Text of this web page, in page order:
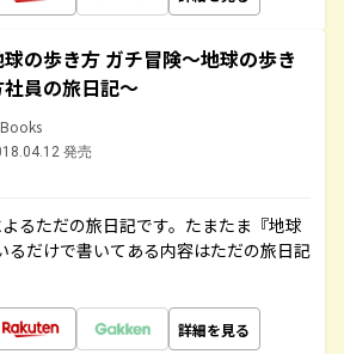
の歩き方 ガチ冒険～地球の歩き
員の旅日記～
発売
るただの旅日記です。たまたま『地球
るだけで書いてある内容はただの旅日記
詳細を見る